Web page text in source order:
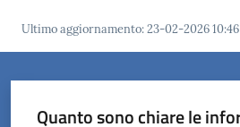
Vivere
Russi
Ultimo aggiornamento:23-02-2026 10:46
Quanto sono chiare le